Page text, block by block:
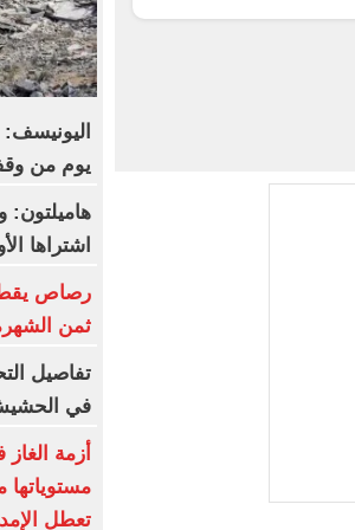
يوم من
اشتراها
رصاص
ثمن
تفاصيل
في
أزمة